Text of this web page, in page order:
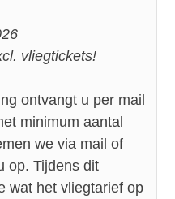
vliegtickets!
ontvangt u per mail
minimum aantal
we via mail of
op. Tijdens dit
wat het vliegtarief op